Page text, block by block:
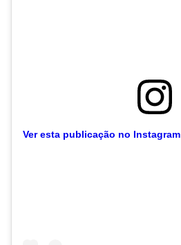
Ver esta publicação no Instagram